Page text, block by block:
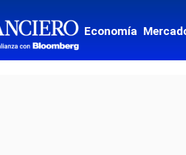
Economía
actual mediante Email
actual mediante Facebook
actual mediante Twitter
actual mediante LinkedIn